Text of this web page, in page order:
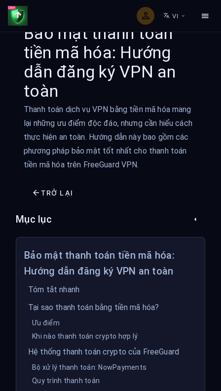
VI
Bảo mật thanh toán
tiền mã hóa: Hướng
dẫn đăng ký VPN an
toàn
Thanh toán dịch vụ VPN bằng tiền mã hóa mang
lại những ưu điểm độc đáo, nhưng cần hiểu cách
thực hiện an toàn. Hướng dẫn này bao gồm các
phương pháp bảo mật tốt nhất cho thanh toán
tiền mã hóa trên FreeGuard VPN.
TRỞ LẠI
Mục lục
Bảo mật thanh toán tiền mã hóa:
Hướng dẫn đăng ký VPN an toàn
Tóm tắt nhanh
Tại sao thanh toán bằng tiền mã hóa?
Ưu điểm
Khi nào thanh toán crypto hợp lý
Hệ thống thanh toán crypto của FreeGuard
Bộ xử lý thanh toán: NowPayments
Quy trình thanh toán